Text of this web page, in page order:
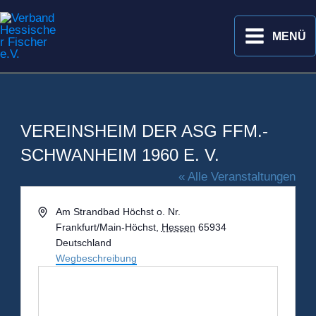
Zum
Inhalt
springen
MENÜ
VEREINSHEIM DER ASG FFM.-
SCHWANHEIM 1960 E. V.
« Alle Veranstaltungen
AdresseAm Strandbad Höchst o. Nr.
Frankfurt/Main-Höchst, Hessen 65934
Deutschland
Wegbeschreibung